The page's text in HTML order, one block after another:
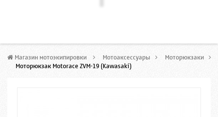
Магазин мотоэкипировки > Мотоаксессуары > Моторюкзаки
Моторюкзак Motorace ZVM-19 (Kawasaki)